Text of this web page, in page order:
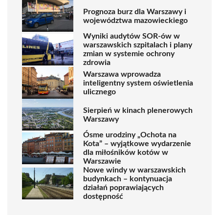
Prognoza burz dla Warszawy i
województwa mazowieckiego
Wyniki audytów SOR-ów w
warszawskich szpitalach i plany
zmian w systemie ochrony
zdrowia
Warszawa wprowadza
inteligentny system oświetlenia
ulicznego
Sierpień w kinach plenerowych
Warszawy
Ósme urodziny „Ochota na
Kota” – wyjątkowe wydarzenie
dla miłośników kotów w
Warszawie
Nowe windy w warszawskich
budynkach – kontynuacja
działań poprawiających
dostępność